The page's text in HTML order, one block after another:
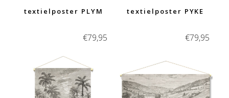
textielposter PLYM
€79,95
textielposter PYKE
€79,95